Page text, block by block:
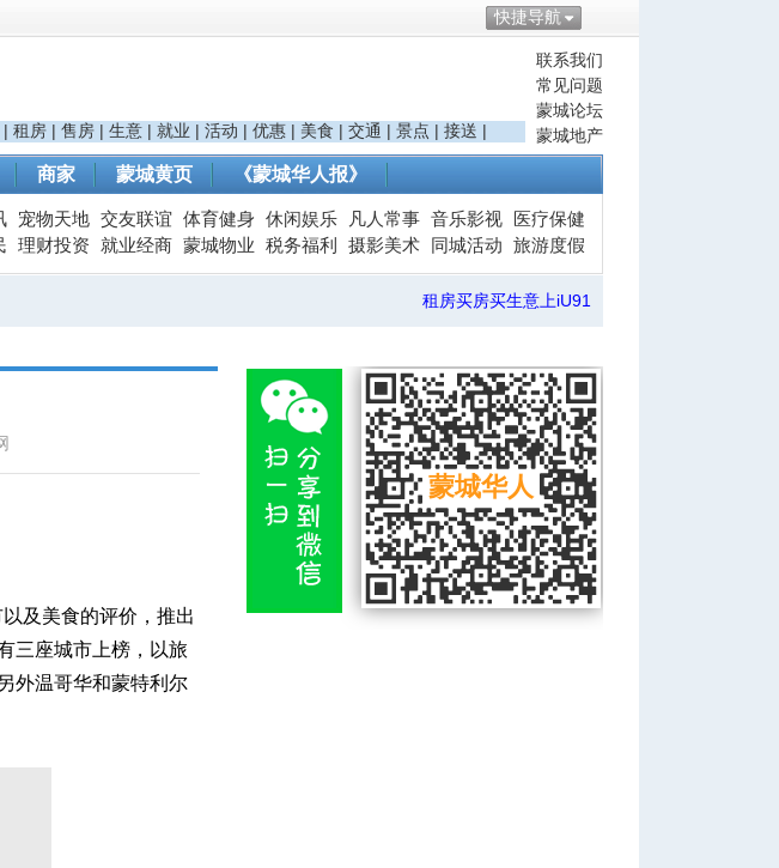
快捷导航
联系我们
常见问题
蒙城论坛
蒙城地产
| 租房 | 售房 | 生意 | 就业 | 活动 | 优惠 | 美食 | 交通 | 景点 | 接送 |
商家 蒙城黄页 《蒙城华人报》
宠物天地 交友联谊 体育健身 休闲娱乐 凡人常事 音乐影视
医疗保健
理财投资 就业经商 蒙城物业 税务福利 摄影美术 同城活动 旅游度假
租房买房买生意上iU91
及美食的评价，推出
三座城市上榜，以旅
外温哥华和蒙特利尔